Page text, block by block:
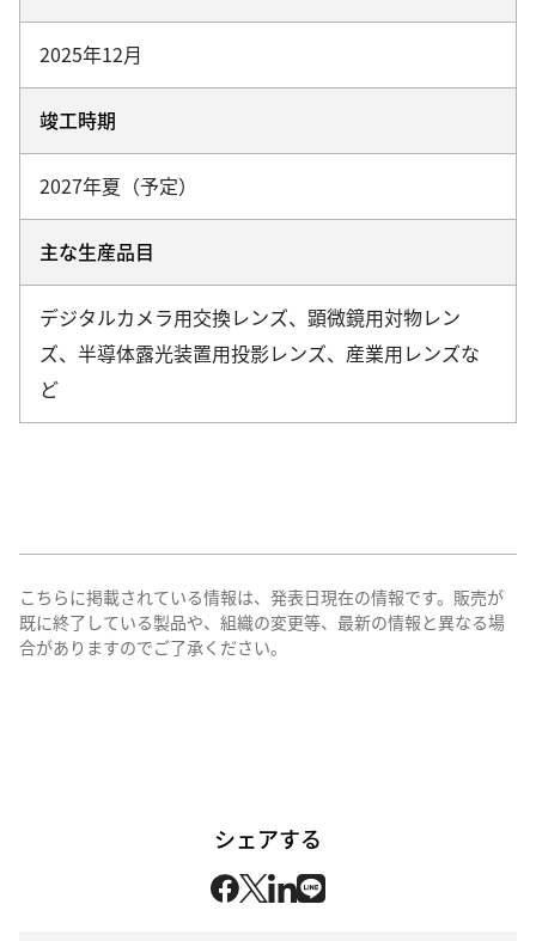
2025年12月
竣工時期
2027年夏（予定）
主な生産品目
デジタルカメラ用交換レンズ、顕微鏡用対物レン
ズ、半導体露光装置用投影レンズ、産業用レンズな
ど
こちらに掲載されている情報は、発表日現在の情報です。販売が
既に終了している製品や、組織の変更等、最新の情報と異なる場
合がありますのでご了承ください。
シェアする